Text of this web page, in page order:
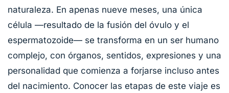
naturaleza. En apenas nueve meses, una única
célula —resultado de la fusión del óvulo y el
espermatozoide— se transforma en un ser humano
complejo, con órganos, sentidos, expresiones y una
personalidad que comienza a forjarse incluso antes
del nacimiento. Conocer las etapas de este viaje es